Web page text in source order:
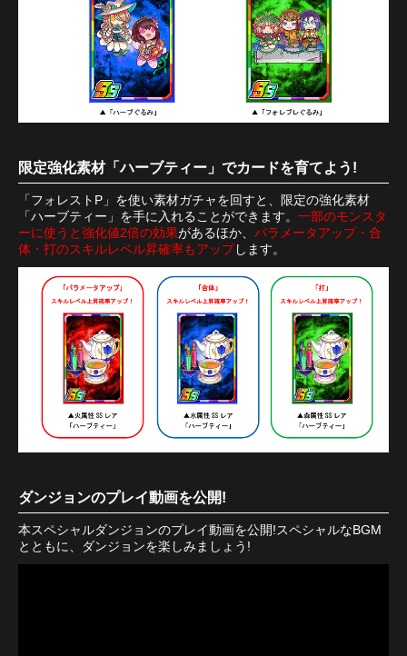
限定強化素材「ハーブティー」でカードを育てよう!
「フォレストP」を使い素材ガチャを回すと、限定の強化素材
「ハーブティー」を手に入れることができます。 一部のモンスタ
ーに使うと強化値2倍の効果があるほか、 パラメータアップ・合
体・打のスキルレベル昇確率もアップします。
ダンジョンのプレイ動画を公開!
本スペシャルダンジョンのプレイ動画を公開!スペシャルなBGM
とともに、ダンジョンを楽しみましょう!